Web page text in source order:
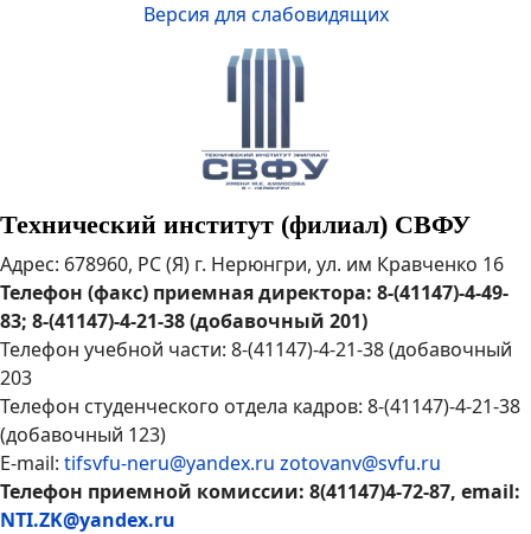
Версия для слабовидящих
Технический институт (филиал) СВФУ
Адрес: 678960, РС (Я) г. Нерюнгри, ул. им Кравченко 16
Телефон (факс) приемная директора: 8-(41147)-4-49-
83; 8-(41147)-4-21-38 (добавочный 201)
Телефон учебной части: 8-(41147)-4-21-38 (добавочный
203
Телефон студенческого отдела кадров: 8-(41147)-4-21-38
(добавочный 123)
E-mail: tifsvfu-neru@yandex.ru zotovanv@svfu.ru
Телефон приемной комиссии: 8(41147)4-72-87, email:
NTI.ZK@yandex.ru